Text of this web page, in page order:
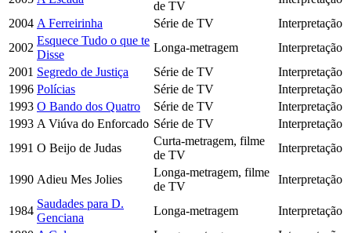
de TV
2004 A Ferreirinha Série de TV
Interpretação
2002
Esquece Tudo o que te
Disse
Longa-metragem
Interpretação
2001 Segredo de Justiça Série de TV
Interpretação
1996 Polícias Série de TV
Interpretação
1993 O Bando dos Quatro Série de TV
Interpretação
1993 A Viúva do Enforcado Série de TV
Interpretação
1991 O Beijo de Judas
Curta-metragem, filme
de TV
Interpretação
1990 Adieu Mes Jolies
Longa-metragem, filme
de TV
Interpretação
1984
Saudades para D.
Genciana
Longa-metragem
Interpretação